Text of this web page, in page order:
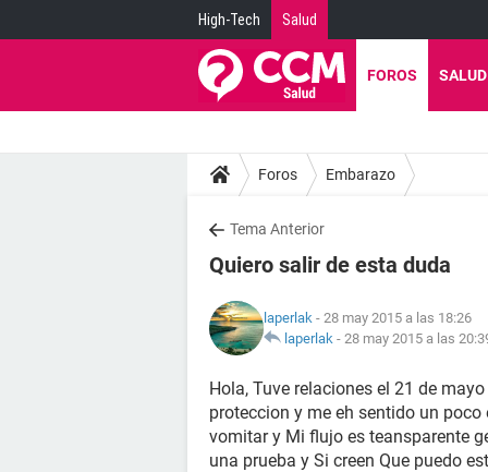
High-Tech Salud
FOROS SALUD
Foros Embarazo
Tema Anterior
Quiero salir de esta duda
laperlak - 28 may 2015 a las 18:26
laperlak - 28 may 2015 a las
Hola, Tuve relaciones el 21 de
proteccion y me eh sentido un
vomitar y Mi flujo es teansparente
una prueba y Si creen Que puedo